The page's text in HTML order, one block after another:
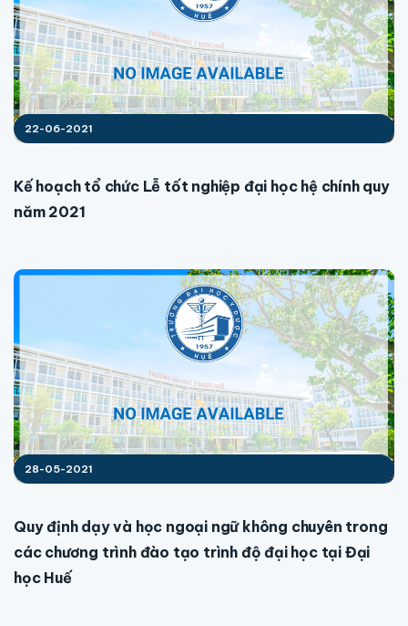
22-06-2021
Kế hoạch tổ chức Lễ tốt nghiệp đại học hệ chính quy
năm 2021
28-05-2021
Quy định dạy và học ngoại ngữ không chuyên trong
các chương trình đào tạo trình độ đại học tại Đại
học Huế